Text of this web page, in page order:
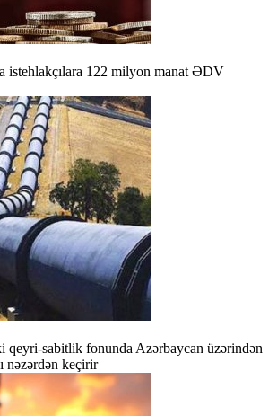
istehlakçılara 122 milyon manat ƏDV
qeyri-sabitlik fonunda Azərbaycan üzərindən
nəzərdən keçirir